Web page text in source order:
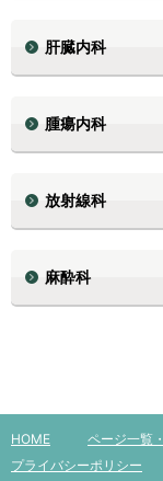
肝臓内科
腫瘍内科
放射線科
麻酔科
HOME ページ一覧
プライバシーポリシー